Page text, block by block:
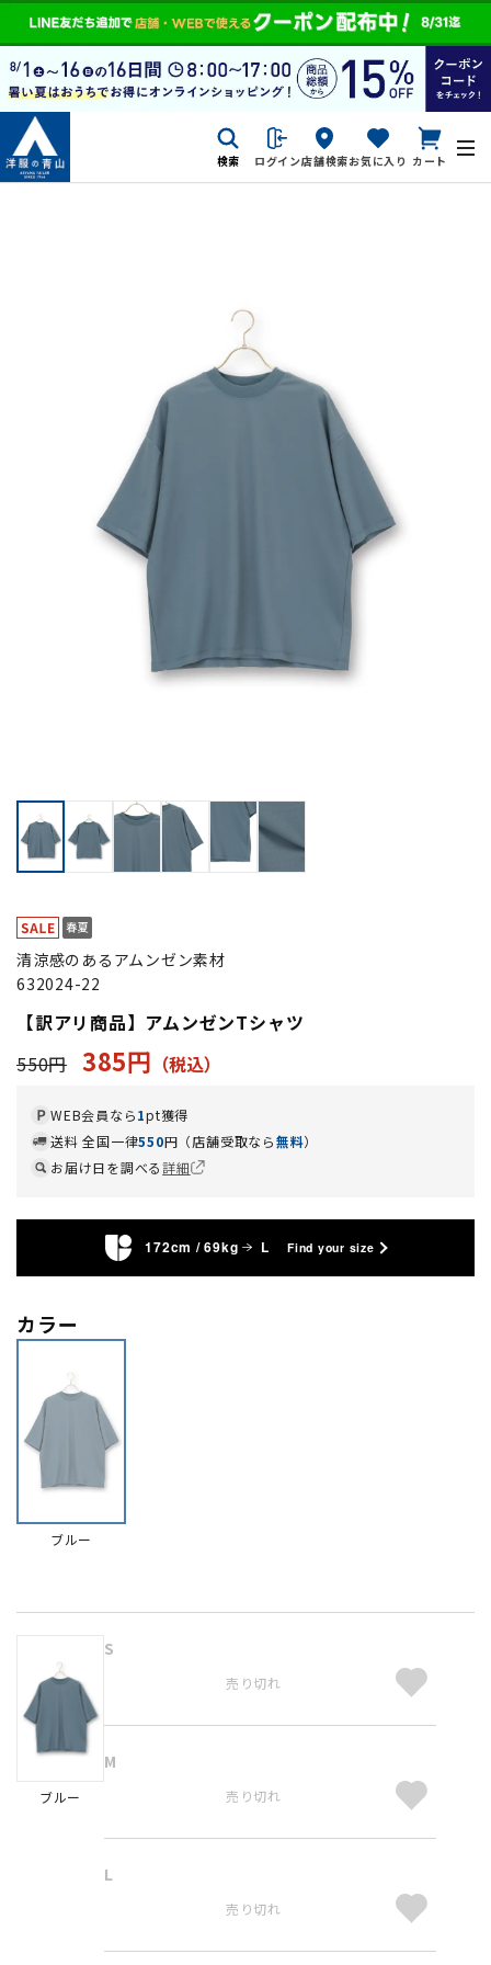
検索 ログイン店舗検索お気に入り カート
清涼感のあるアムンゼン素材
632024-22
【訳アリ商品】アムンゼンTシャツ
550円 385円
WEB会員なら1pt獲得
送料 全国一律550円（店舗受取なら無料）
お届け日を調べる詳細
172cm / 69kg L Find your size
カラー
ブルー
ブルー
S
売り切れ
M
売り切れ
L
売り切れ